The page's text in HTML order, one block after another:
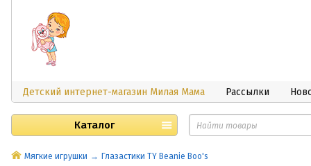
Детский интернет-магазин Милая Мама Рассылки
Каталог
Мягкие игрушки Глазастики TY Beanie Boo's